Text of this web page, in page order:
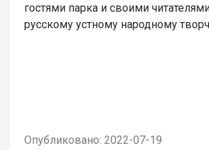
гостями парка и своими
русскому устному народному
Опубликовано: 2022-07-19